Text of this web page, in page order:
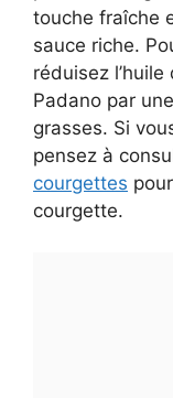
touche fraîche
sauce riche.
réduisez l’huile
Padano par
grasses. Si
pensez à
courgettes
courgette.